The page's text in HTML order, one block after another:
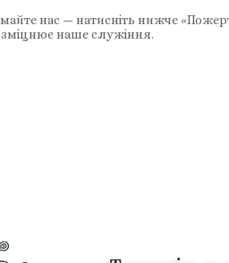
нас — натисніть нижче
наше служіння.